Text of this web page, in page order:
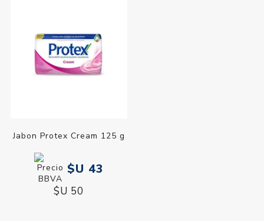
Jabon Protex Cream 125 g
$U 43
$U 50